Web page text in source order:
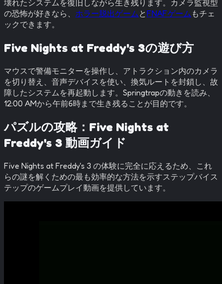
壊れたシステムを復旧しながら生き残ります。カメラ監視型
の恐怖が好きなら、 ホラー脱出ゲーム とFNAFゲーム もチェ
ックできます。
Five Nights at Freddy's 3の遊び方
マウスで警備モニターを操作し、アトラクション内のカメラ
を切り替え、音声デバイスを使い、換気ルートを封鎖し、故
障したシステムを再起動します。Springtrapの動きを読み、
12:00 AMから午前6時まで生き残ることが目的です。
パズルの攻略： Five Nights at
Freddy's 3 動画ガイド
Five Nights at Freddy's 3 の体験に完全に応えるため、これ
らの謎を解くための最も効率的な方法を示すステップバイス
テップのゲームプレイ動画を提供しています。